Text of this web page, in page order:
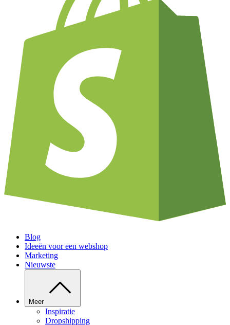
Blog
Ideeën voor een webshop
Marketing
Nieuwste
Meer
Inspiratie
Dropshipping